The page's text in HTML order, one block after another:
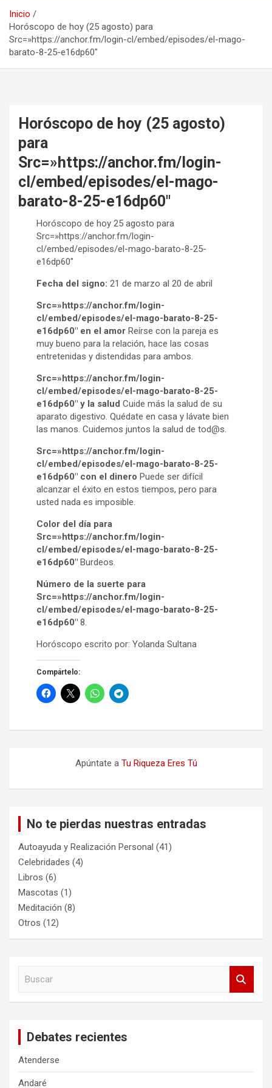
Inicio
Horóscopo de hoy (25 agosto) para
Src=»https://anchor.fm/login-cl/embed/episodes/el-mago-
barato-8-25-e16dp60″
Horóscopo de hoy (25 agosto)
para
Src=»https://anchor.fm/login-
cl/embed/episodes/el-mago-
barato-8-25-e16dp60″
Horóscopo de hoy 25 agosto para
Src=»https://anchor.fm/login-
cl/embed/episodes/el-mago-barato-8-25-
e16dp60″
Fecha del signo: 21 de marzo al 20 de abril
Src=»https://anchor.fm/login-
cl/embed/episodes/el-mago-barato-8-25-
e16dp60″ en el amor Reírse con la pareja es
muy bueno para la relación, hace las cosas
entretenidas y distendidas para ambos.
Src=»https://anchor.fm/login-
cl/embed/episodes/el-mago-barato-8-25-
e16dp60″ y la salud Cuide más la salud de su
aparato digestivo. Quédate en casa y lávate bien
las manos. Cuidemos juntos la salud de tod@s.
Src=»https://anchor.fm/login-
cl/embed/episodes/el-mago-barato-8-25-
e16dp60″ con el dinero Puede ser difícil
alcanzar el éxito en estos tiempos, pero para
usted nada es imposible.
Color del día para
Src=»https://anchor.fm/login-
cl/embed/episodes/el-mago-barato-8-25-
e16dp60″ Burdeos.
Número de la suerte para
Src=»https://anchor.fm/login-
cl/embed/episodes/el-mago-barato-8-25-
e16dp60″ 8.
Horóscopo escrito por: Yolanda Sultana
Compártelo:
Apúntate a Tu Riqueza Eres Tú
No te pierdas nuestras entradas
Autoayuda y Realización Personal (41)
Celebridades (4)
Libros (6)
Mascotas (1)
Meditación (8)
Otros (12)
Debates recientes
Atenderse
Andaré